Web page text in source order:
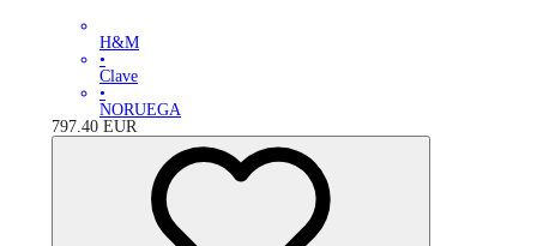
H&M
•
Clave
•
NORUEGA
797.40 EUR